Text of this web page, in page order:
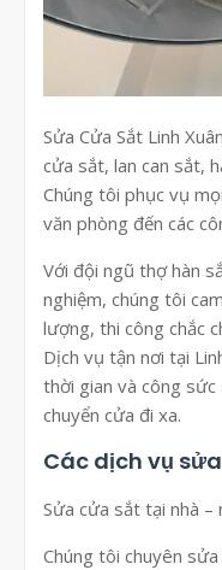
Sửa Cửa Sắt Linh
cửa sắt, lan can sắt,
Chúng tôi phục vụ
văn phòng đến các
Với đội ngũ thợ hàn
nghiệm, chúng tôi
lượng, thi công chắc
Dịch vụ tận nơi tại
thời gian và công
chuyển cửa đi xa.
Các dịch vụ
Sửa cửa sắt tại nhà –
Chúng tôi chuyên